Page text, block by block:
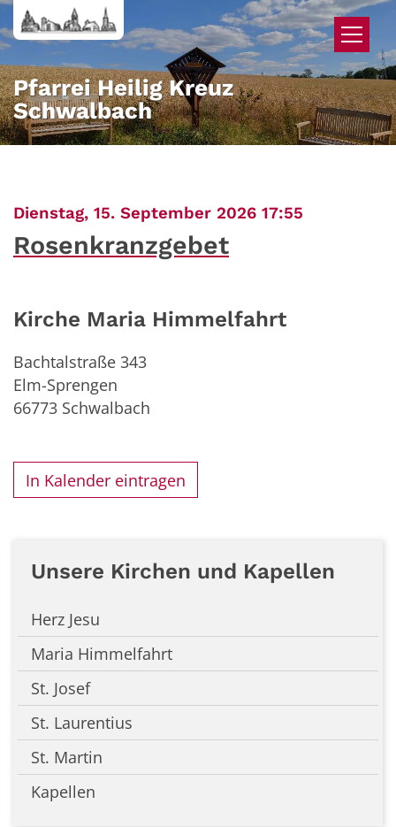
Zum Inhalt springen
Pfarrei Heilig Kreuz
Schwalbach
Dienstag, 15. September 2026 17:55
Rosenkranzgebet
Kirche Maria Himmelfahrt
Bachtalstraße 343
Elm-Sprengen
66773 Schwalbach
In Kalender eintragen
Unsere Kirchen und Kapellen
Herz Jesu
Maria Himmelfahrt
St. Josef
St. Laurentius
St. Martin
Kapellen